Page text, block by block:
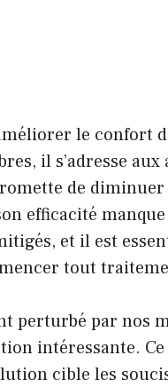
le confort
il s’adresse aux
de diminuer
efficacité manque
et il est
tout
perturbé par nos
intéressante. Ce
cible les